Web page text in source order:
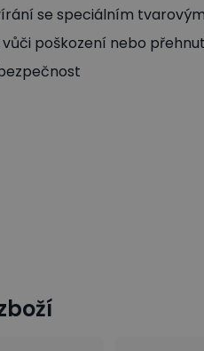
se speciálním
poškození nebo
Kartónové krabice s víkem